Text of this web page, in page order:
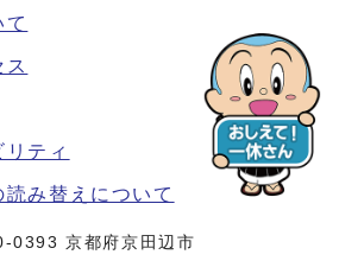
て
ティ
み替えについて
0393 京都府京田辺市